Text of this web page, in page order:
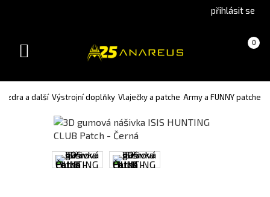
version(Slovak)
přihlásit se
Košík 0
(prázdný)
Toggle
a další Výstrojní doplňky Vlaječky a patche Army a FUNNY patche